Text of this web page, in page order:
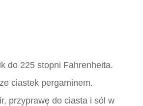
do 225 stopni Fahrenheita.
ciastek pergaminem.
przyprawę do ciasta i sól w